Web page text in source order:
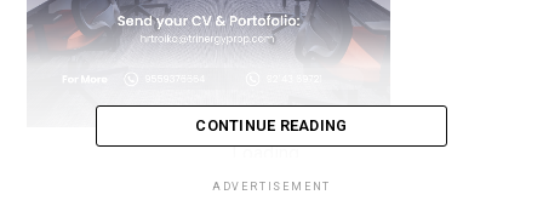
Loading...
CONTINUE READING
ADVERTISEMENT